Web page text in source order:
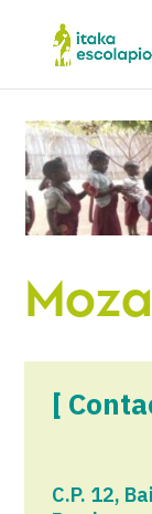
[
C.P. 12,